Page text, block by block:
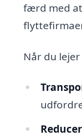
færd med
Når du